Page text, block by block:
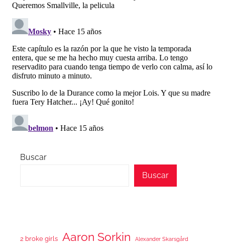
Buscar
Buscar
2 broke girls Aaron Sorkin Alexander Skarsgård